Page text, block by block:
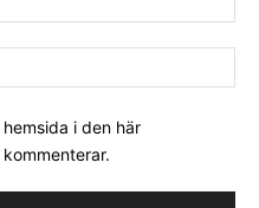
i den här